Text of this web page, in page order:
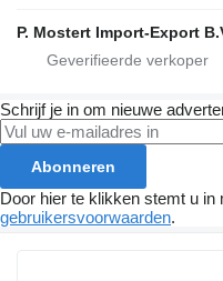
P. Mostert Import-Export
Schrijf je in om nieuwe
Abonneren
Door hier te klikken stemt u in
gebruikersvoorwaarden.